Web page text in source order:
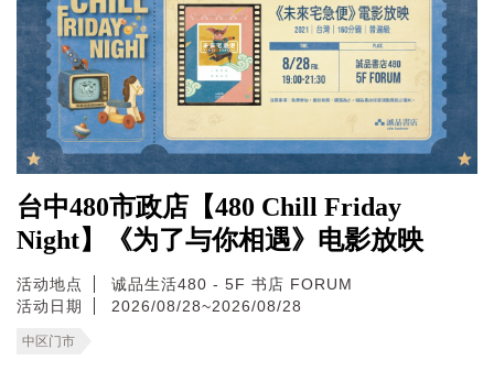
台中480市政店【480 Chill Friday
Night】《为了与你相遇》电影放映
活动地点
诚品生活480 - 5F 书店 FORUM
活动日期
2026/08/28~2026/08/28
中区门市